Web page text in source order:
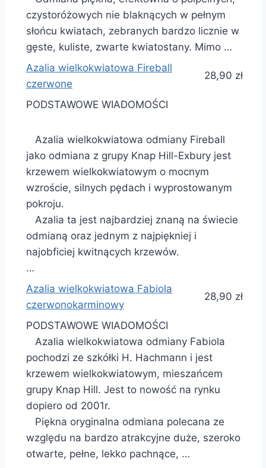
czystoróżowych nie blaknących w pełnym
słońcu kwiatach, zebranych bardzo licznie w
gęste, kuliste, zwarte kwiatostany. Mimo …
Azalia wielkokwiatowa Fireball
czerwone
28,90 zł
PODSTAWOWE WIADOMOŚCI
Azalia wielkokwiatowa odmiany Fireball
jako odmiana z grupy Knap Hill-Exbury jest
krzewem wielkokwiatowym o mocnym
wzroście, silnych pędach i wyprostowanym
pokroju.
Azalia ta jest najbardziej znaną na świecie
odmianą oraz jednym z najpiękniej i
najobficiej kwitnących krzewów.
…
Azalia wielkokwiatowa Fabiola
czerwonokarminowy
28,90 zł
PODSTAWOWE WIADOMOŚCI
Azalia wielkokwiatowa odmiany Fabiola
pochodzi ze szkółki H. Hachmann i jest
krzewem wielkokwiatowym, mieszańcem
grupy Knap Hill. Jest to nowość na rynku
dopiero od 2001r.
Piękna oryginalna odmiana polecana ze
względu na bardzo atrakcyjne duże, szeroko
otwarte, pełne, lekko pachnące, …